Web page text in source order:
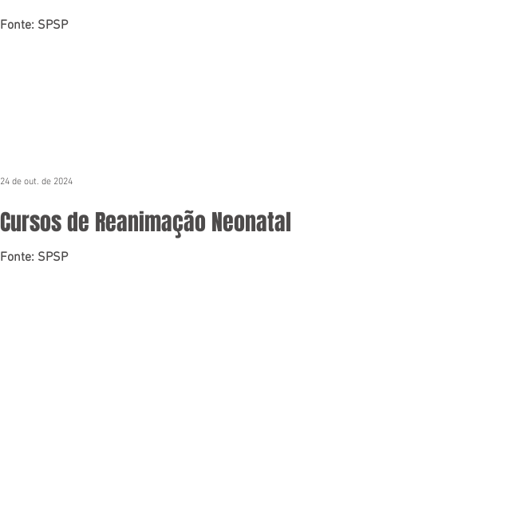
(Instagram)
Fonte: SPSP
Cursos de Reanimação Neonatal
Fonte: SPSP
24 de out. de 2024